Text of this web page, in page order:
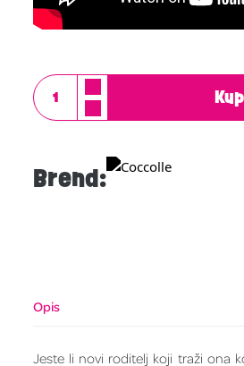
Brend:
Opis
Jeste li novi roditelj koji traži ona